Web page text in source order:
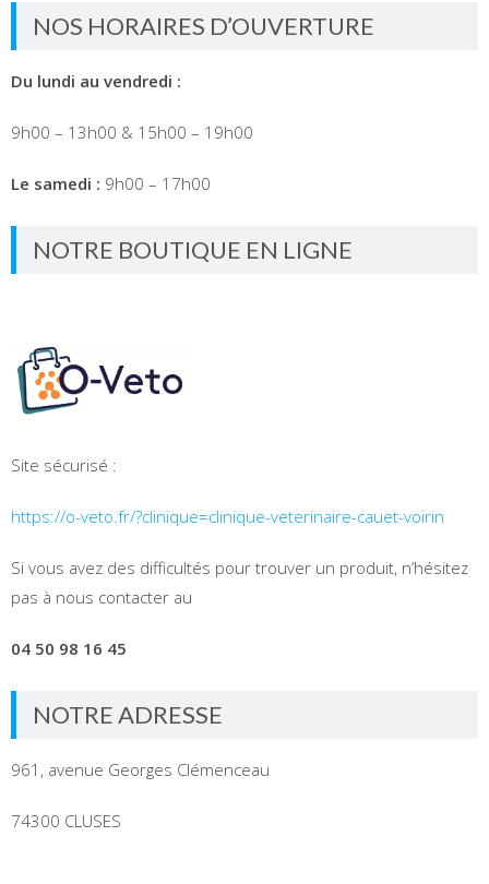
NOS HORAIRES D’OUVERTURE
Du lundi au vendredi :
9h00 – 13h00 & 15h00 – 19h00
Le samedi : 9h00 – 17h00
NOTRE BOUTIQUE EN LIGNE
Site sécurisé :
https://o-veto.fr/?clinique=clinique-veterinaire-cauet-voirin
Si vous avez des difficultés pour trouver un produit, n’hésitez
pas à nous contacter au
04 50 98 16 45
NOTRE ADRESSE
961, avenue Georges Clémenceau
74300 CLUSES